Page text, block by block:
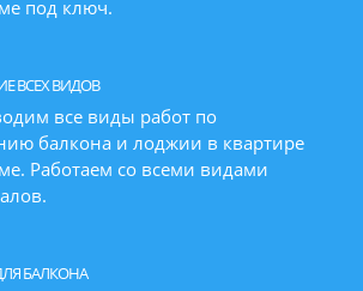
под ключ.
ВСЕХ ВИДОВ
все виды работ по
балкона и лоджии в квартире
Работаем со всеми видами
БАЛКОНА